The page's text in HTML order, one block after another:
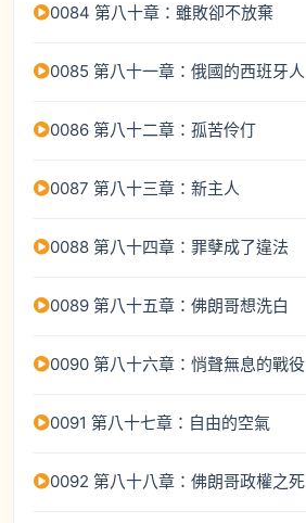
0084 第八十章：雖敗卻不放棄
0085 第八十一章：俄國的西班牙人
0086 第八十二章：孤苦伶仃
0087 第八十三章：新主人
0088 第八十四章：罪孽成了違法
0089 第八十五章：佛朗哥想洗白
0090 第八十六章：悄聲無息的戰役
0091 第八十七章：自由的空氣
0092 第八十八章：佛朗哥政權之死